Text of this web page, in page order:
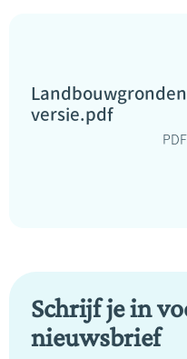
versie.pdf
PDF
Schrijf je in
nieuwsbrief